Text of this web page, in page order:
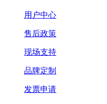
用户中心
售后政策
现场支持
品牌定制
发票申请